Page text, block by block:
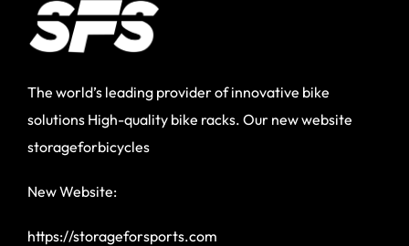
The world’s leading provider of innovative bike
solutions High-quality bike racks. Our new website
storageforbicycles
New Website:
https://storageforsports.com